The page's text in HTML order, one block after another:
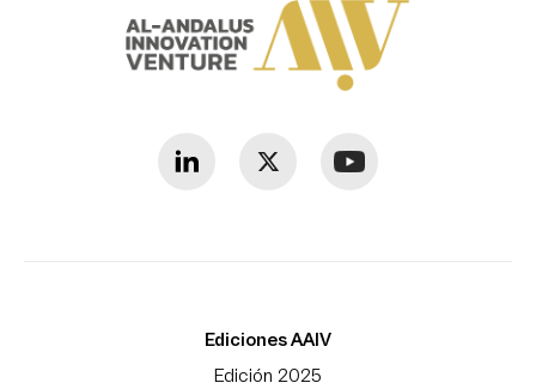
Ediciones AAIV
Edición 2025